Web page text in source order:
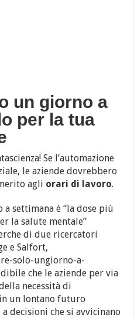
un giorno a
per la tua
Se l’automazione
le aziende dovrebbero
agli orari di lavoro.
settimana è “la dose più
la salute mentale”
di due ricercatori
e Salfort,
solo-ungiorno-a-
che le aziende per via
necessità di
un lontano futuro
decisioni che si avvicinano